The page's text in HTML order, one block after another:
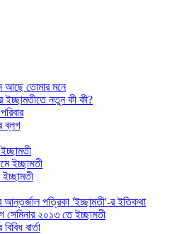
আছে তোমার মনে
নতুন কী কী?
ব্লগ
ইচ্ছামতী
আন্তর্জাল পত্রিকা 'ইচ্ছামতী'-র ইতিকথা
সেমিনার ২০১৩ তে ইচ্ছামতী
বার্তা